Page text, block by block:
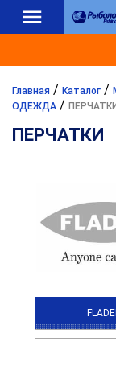
Главная / Каталог /
ОДЕЖДА / ПЕРЧАТКИ
ПЕРЧАТКИ